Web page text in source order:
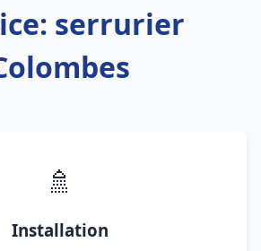
serrurier
🚿
Installation